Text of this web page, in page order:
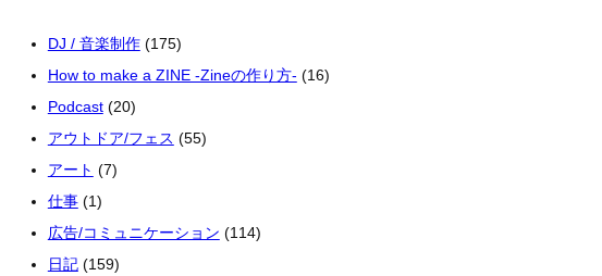
DJ / 音楽制作(175)
How to make a ZINE -Zineの作り方- (16)
Podcast(20)
アウトドア/フェス (55)
アート (7)
仕事(1)
広告/コミュニケーション (114)
日記(159)